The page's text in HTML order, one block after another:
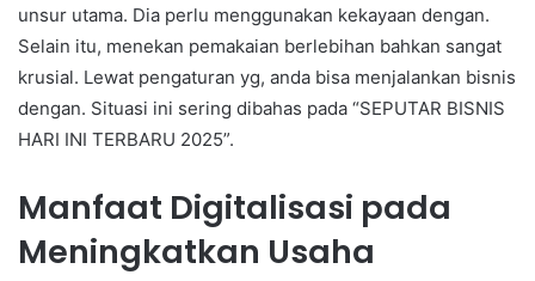
unsur utama. Dia perlu menggunakan kekayaan dengan.
Selain itu, menekan pemakaian berlebihan bahkan sangat
krusial. Lewat pengaturan yg, anda bisa menjalankan bisnis
dengan. Situasi ini sering dibahas pada “SEPUTAR BISNIS
HARI INI TERBARU 2025”.
Manfaat Digitalisasi pada
Meningkatkan Usaha